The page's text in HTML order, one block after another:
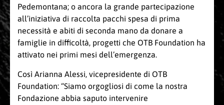
Pedemontana; o ancora la grande partecipazione
all’iniziativa di raccolta pacchi spesa di prima
necessità e abiti di seconda mano da donare a
famiglie in difficoltà, progetti che OTB Foundation ha
attivato nei primi mesi dell’emergenza.
Così Arianna Alessi, vicepresidente di OTB
Foundation: “Siamo orgogliosi di come la nostra
Fondazione abbia saputo intervenire